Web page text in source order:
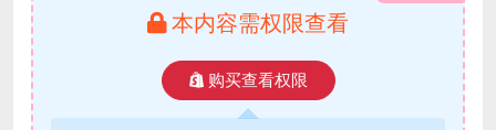
本内容需权限查看
购买查看权限